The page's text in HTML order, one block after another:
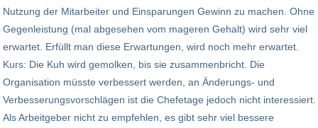
Nutzung der Mitarbeiter und Einsparungen Gewinn zu machen. Ohne
Gegenleistung (mal abgesehen vom mageren Gehalt) wird sehr viel
erwartet. Erfüllt man diese Erwartungen, wird noch mehr erwartet.
Kurs: Die Kuh wird gemolken, bis sie zusammenbricht. Die
Organisation müsste verbessert werden, an Änderungs- und
Verbesserungsvorschlägen ist die Chefetage jedoch nicht interessiert.
Als Arbeitgeber nicht zu empfehlen, es gibt sehr viel bessere